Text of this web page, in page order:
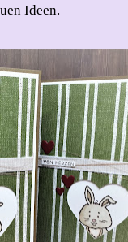
Ideen.